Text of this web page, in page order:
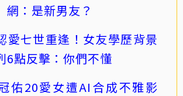
：是新男友？
愛七世重逢！女友學歷背景
點反擊：你們不懂
佑20愛女遭AI合成不雅影